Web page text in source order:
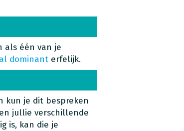
als één van je
dominanterfelijk.
kun je dit bespreken
jullie verschillende
is, kan die je